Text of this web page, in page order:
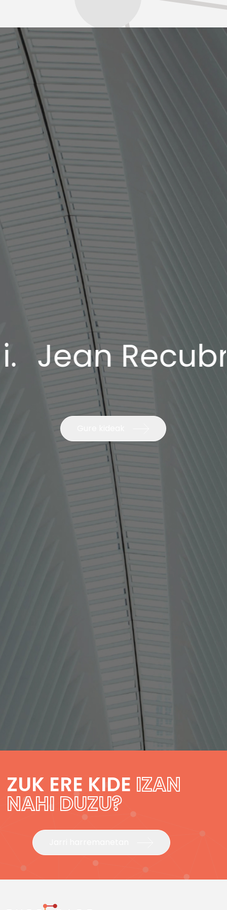
ZUK ERE KIDE IZAN
NAHI DUZU?